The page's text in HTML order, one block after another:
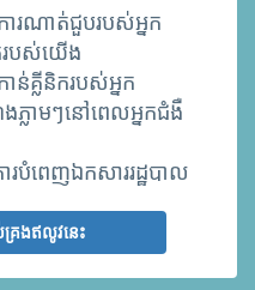
ារណាត់ជួបរបស់អ្នក
របស់យើង
ន់គ្លីនិករបស់អ្នក
លាមៗនៅពេលអ្នកជំងឺ
បំពេញឯកសាររដ្ឋបាល
ប់គ្រងឥលូវនេះ